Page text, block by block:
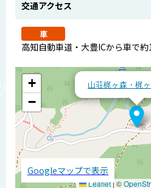
交通アクセス
車
高知自動車道・大豊ICから車で
山荘梶ヶ森・梶
+
−
Leaflet | ©
Googleマップで表示